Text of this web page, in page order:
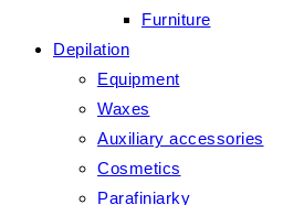
Furniture
Depilation
Equipment
Waxes
Auxiliary accessories
Cosmetics
Parafiniarky